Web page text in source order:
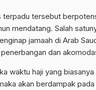
terpadu tersebut
mendatang. Salah
jamaah di Arab
dan
waktu haji yang biasanya
akan berdampak pada